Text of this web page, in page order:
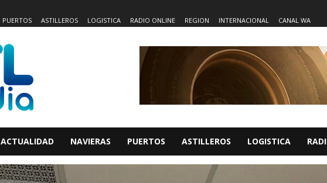
PUERTOS ASTILLEROS LOGISTICA RADIO ONLINE REGION INTERNACIONAL CANAL WA
ACTUALIDAD NAVIERAS PUERTOS ASTILLEROS LOGISTICA